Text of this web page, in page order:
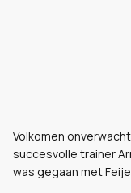
Volkomen
succesvolle trainer
was gegaan met